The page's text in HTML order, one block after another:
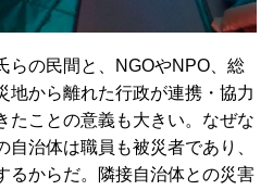
の民間と、NGOやNPO、総
地から離れた行政が連携・協力
たことの意義も大きい。なぜな
自治体は職員も被災者であり、
るからだ。隣接自治体との災害